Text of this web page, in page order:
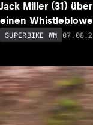
Jack Miller (31)
einen
SUPERBIKE WM